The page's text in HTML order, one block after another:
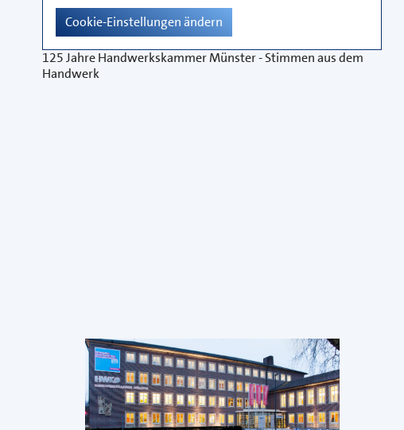
Cookie-Einstellungen ändern
125 Jahre Handwerkskammer Münster - Stimmen aus dem
Handwerk